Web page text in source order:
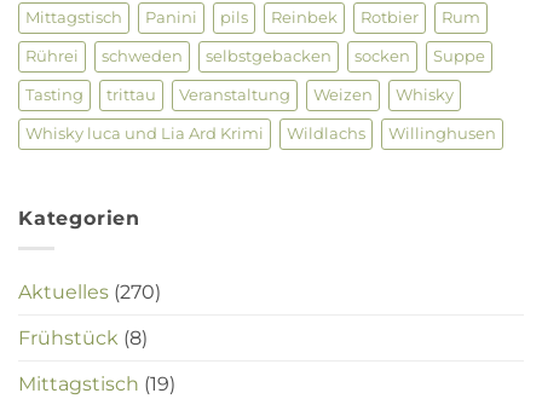
Mittagstisch Panini pils Reinbek Rotbier Rum
Rührei schweden selbstgebacken socken Suppe
Tasting trittau Veranstaltung Weizen Whisky
Whisky luca und Lia Ard Krimi Wildlachs Willinghusen
Kategorien
Aktuelles (270)
Frühstück (8)
Mittagstisch (19)